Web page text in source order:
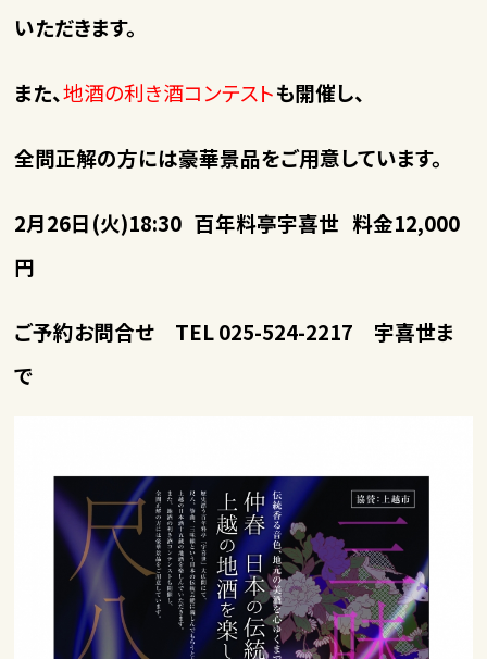
いただきます。
また、地酒の利き酒コンテストも開催し、
全問正解の方には豪華景品をご用意しています。
2月26日(火)18:30 百年料亭宇喜世 料金12,000
円
ご予約お問合せ TEL 025-524-2217 宇喜世ま
で